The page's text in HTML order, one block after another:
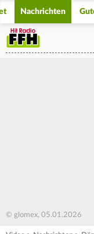
Nachrichten
© glomex, 05.01.2026